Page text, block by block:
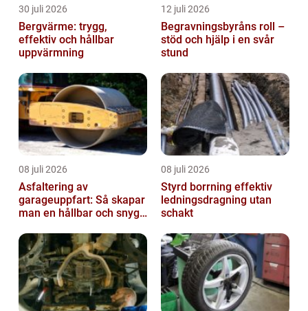
30 juli 2026
Bergvärme: trygg,
effektiv och hållbar
uppvärmning
12 juli 2026
Begravningsbyråns roll –
stöd och hjälp i en svår
stund
08 juli 2026
Asfaltering av
garageuppfart: Så skapar
man en hållbar och snygg
08 juli 2026
Styrd borrning effektiv
ledningsdragning utan
schakt